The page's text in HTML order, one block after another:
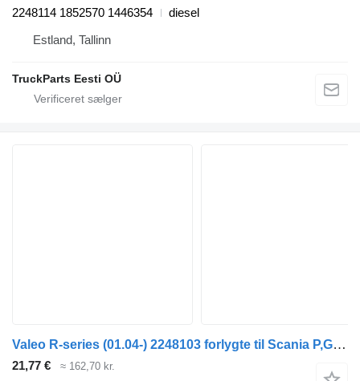
2248114 1852570 1446354
diesel
Estland, Tallinn
TruckParts Eesti OÜ
Valeo R-series (01.04-) 2248103 forlygte til Scania P,G,R,T-series (2004-2017) trækker
21,77 € ≈ 162,70 kr.